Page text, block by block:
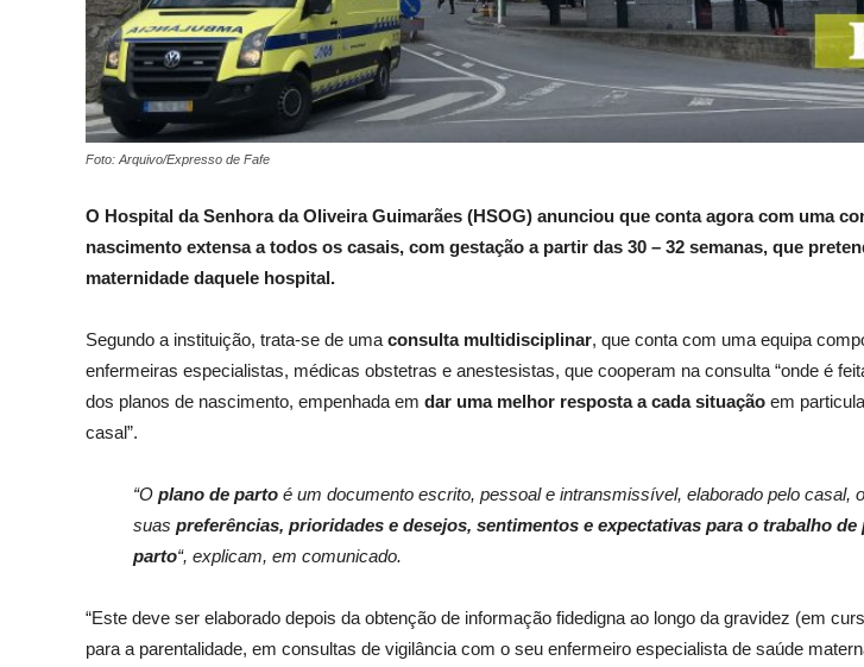
Foto: Arquivo/Expresso de Fafe
O Hospital da Senhora da Oliveira Guimarães (HSOG) anunciou que conta agora com uma
nascimento extensa a todos os casais, com gestação a partir das 30 – 32 semanas, que
maternidade daquele hospital.
Segundo a instituição, trata-se de uma consulta multidisciplinar, que conta com uma equipa
enfermeiras especialistas, médicas obstetras e anestesistas, que cooperam na consulta “onde é
dos planos de nascimento, empenhada em dar uma melhor resposta a cada situação em
casal”.
“O plano de parto é um documento escrito, pessoal e intransmissível, elaborado pelo casal,
suas preferências, prioridades e desejos, sentimentos e expectativas para o trabalho
parto“, explicam, em comunicado.
“Este deve ser elaborado depois da obtenção de informação fidedigna ao longo da gravidez (em
para a parentalidade, em consultas de vigilância com o seu enfermeiro especialista de saúde